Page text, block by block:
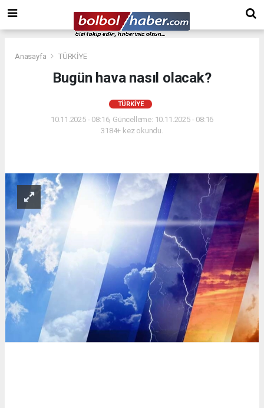
Anasayfa TÜRKİYE
Bugün hava nasıl olacak?
TÜRKİYE
10.11.2025 - 08:16, Güncelleme: 10.11.2025 - 08:16
3184+ kez okundu.